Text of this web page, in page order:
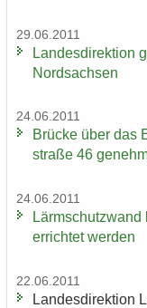
29.06.2011
Lan­des­di­rek­ti­on
Nord­sach­sen
24.06.2011
Brü­cke über das
stra­ße 46
24.06.2011
er­rich­tet wer­den
22.06.2011
Lan­des­di­rek­ti­on